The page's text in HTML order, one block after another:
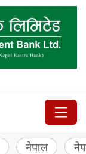
नेपाल